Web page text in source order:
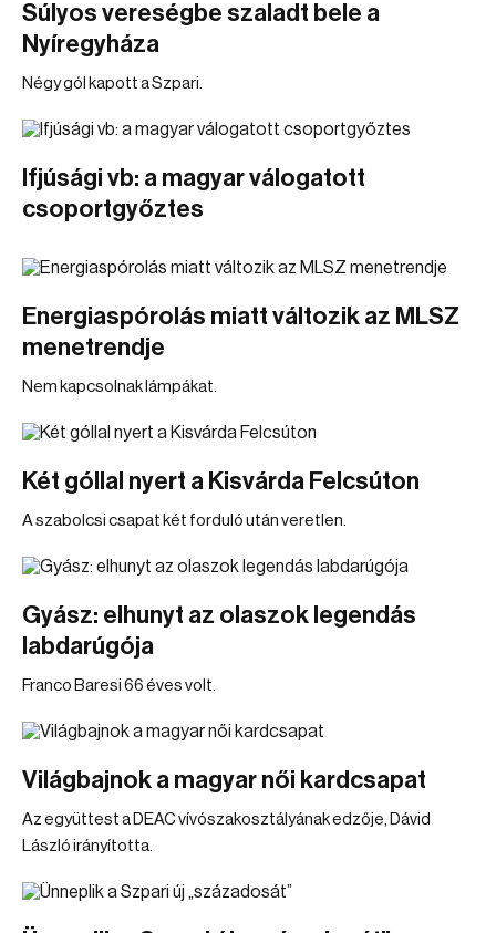
Súlyos vereségbe szaladt bele a
Nyíregyháza
Négy gól kapott a Szpari.
Ifjúsági vb: a magyar válogatott
csoportgyőztes
Energiaspórolás miatt változik az MLSZ
menetrendje
Nem kapcsolnak lámpákat.
Két góllal nyert a Kisvárda Felcsúton
A szabolcsi csapat két forduló után veretlen.
Gyász: elhunyt az olaszok legendás
labdarúgója
Franco Baresi 66 éves volt.
Világbajnok a magyar női kardcsapat
Az együttest a DEAC vívószakosztályának edzője, Dávid
László irányította.